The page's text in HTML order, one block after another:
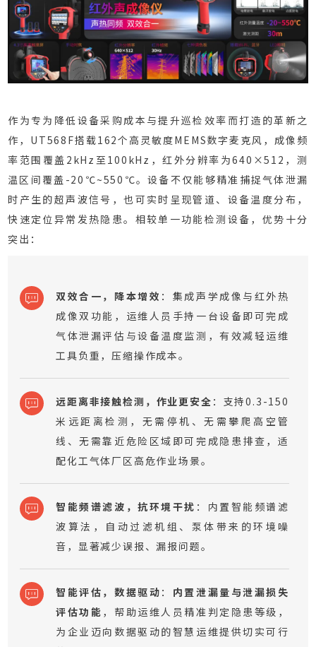
作为专为降低设备采购成本与提升巡检效率而打造的革新之
作，UT568F搭载162个高灵敏度MEMS数字麦克风，成像频
率范围覆盖2kHz至100kHz，红外分辨率为640×512，测
温区间覆盖-20℃~550℃。设备不仅能够精准捕捉气体泄漏
时产生的超声波信号，也可实时呈现管道、设备温度分布，
快速定位异常发热隐患。相较单一功能检测设备，优势十分
突出：
双效合一，降本增效 ：集成声学成像与红外热
成像双功能，运维人员手持一台设备即可完成
气体泄漏评估与设备温度监测，有效减轻运维
工具负重，压缩操作成本。
远距离非接触检测，作业更安全 ：支持0.3-150
米远距离检测，无需停机、无需攀爬高空管
线、无需靠近危险区域即可完成隐患排查，适
配化工气体厂区高危作业场景。
智能频谱滤波，抗环境干扰 ：内置智能频谱滤
波算法，自动过滤机组、泵体带来的环境噪
音，显著减少误报、漏报问题。
智能评估，数据驱动 ： 内置泄漏量与泄漏损失
评估功能 ，帮助运维人员精准判定隐患等级，
为企业迈向数据驱动的智慧运维提供切实可行